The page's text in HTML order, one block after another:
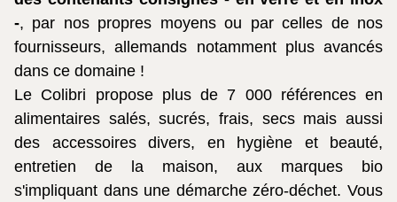
-, par nos propres moyens ou par celles de nos
fournisseurs, allemands notamment plus avancés
dans ce domaine !
Le Colibri propose plus de 7 000 références en
alimentaires salés, sucrés, frais, secs mais aussi
des accessoires divers, en hygiène et beauté,
entretien de la maison, aux marques bio
s'impliquant dans une démarche zéro-déchet. Vous